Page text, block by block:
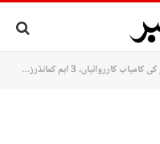
3 اہم کمانڈرز سمیت 17 دہشتگرد ہلاک